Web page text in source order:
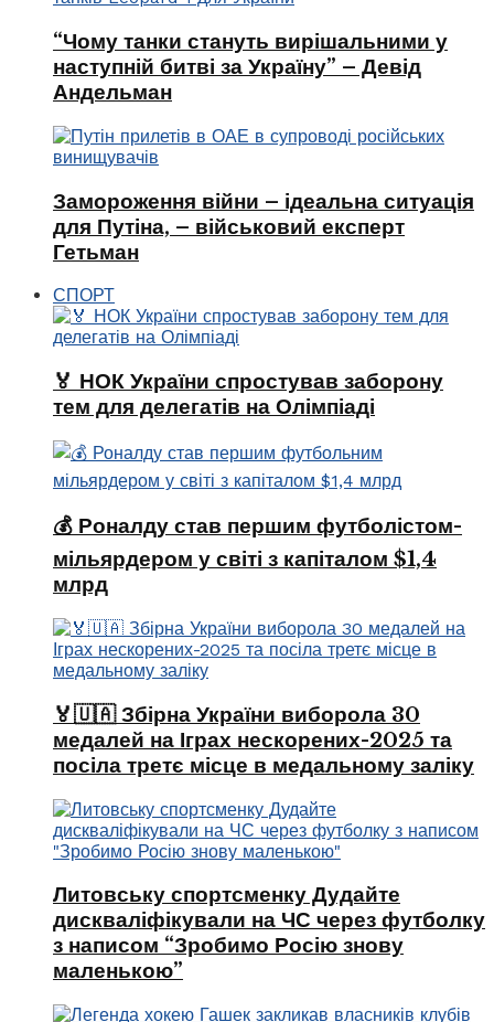
“Чому танки стануть вирішальними у
наступній битві за Україну” – Девід
Андельман
Замороження війни – ідеальна ситуація
для Путіна, – військовий експерт
Гетьман
СПОРТ
🏅 НОК України спростував заборону
тем для делегатів на Олімпіаді
💰 Роналду став першим футболістом-
мільярдером у світі з капіталом $1,4
млрд
🏅🇺🇦 Збірна України виборола 30
медалей на Іграх нескорених-2025 та
посіла третє місце в медальному заліку
Литовську спортсменку Дудайте
дискваліфікували на ЧС через футболку
з написом “Зробимо Росію знову
маленькою”